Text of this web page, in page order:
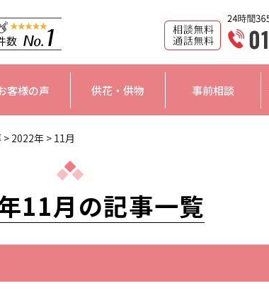
客様の声 供花・供物 事前相談
> 2022年 > 11月
11月の記事一覧